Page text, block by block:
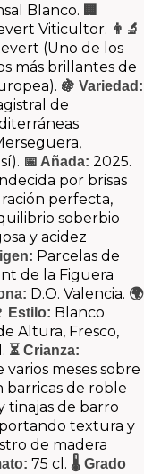
Blanco.
Viticultor. 👨‍🔬
(Uno de los
más brillantes de
🍇 Variedad:
de
📅 Añada: 2025.
por brisas
perfecta,
soberbio
y acidez
Parcelas de
de la Figuera
D.O. Valencia. 🌍
Estilo: Blanco
Altura, Fresco,
⏳ Crianza:
meses sobre
barricas de roble
tinajas de barro
textura y
de madera
75 cl. 🌡️ Grado